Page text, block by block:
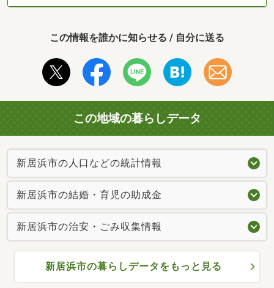
この情報を誰かに知らせる / 自分に送る
この地域の暮らしデータ
新居浜市の人口などの統計情報
新居浜市の結婚・育児の助成金
新居浜市の治安・ごみ収集情報
新居浜市の暮らしデータをもっと見る